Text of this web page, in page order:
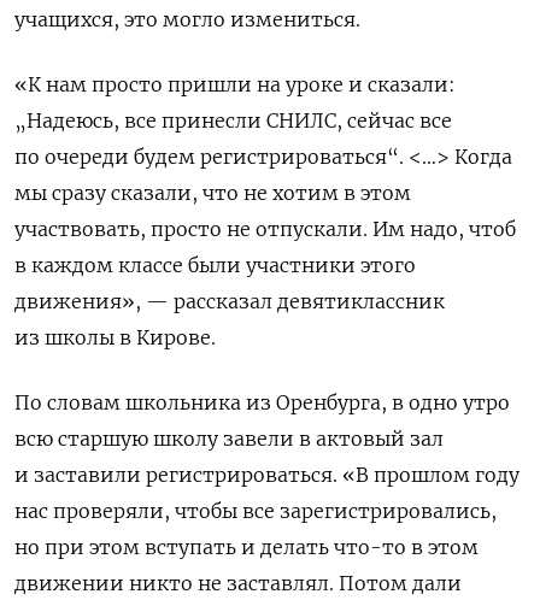
учащихся, это могло измениться.
«К нам просто пришли на уроке и сказали:
„Надеюсь, все принесли СНИЛС, сейчас все
по очереди будем регистрироваться“. <…> Когда
мы сразу сказали, что не хотим в этом
участвовать, просто не отпускали. Им надо, чтоб
в каждом классе были участники этого
движения», — рассказал девятиклассник
из школы в Кирове.
По словам школьника из Оренбурга, в одно утро
всю старшую школу завели в актовый зал
и заставили регистрироваться. «В прошлом году
нас проверяли, чтобы все зарегистрировались,
но при этом вступать и делать что-то в этом
движении никто не заставлял. Потом дали